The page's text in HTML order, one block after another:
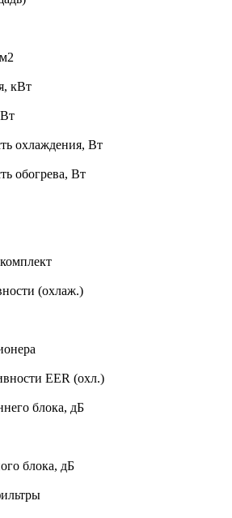
кВт
охлаждения, Вт
обогрева, Вт
(охлаж.)
EER (охл.)
блока, дБ
блока, дБ